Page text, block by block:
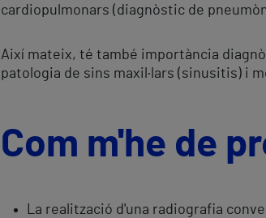
cardiopulmonars (diagnòstic de
Així mateix, té també importància
patologia de sins maxil·lars (sinusitis) i
Com m'he de
La realització d'una radiografia